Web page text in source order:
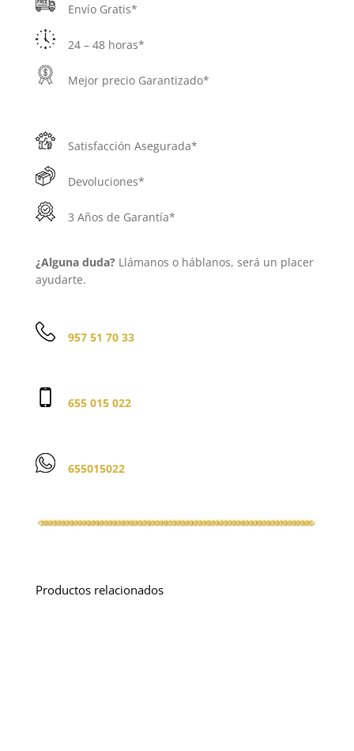
Envío Gratis*
24 – 48 horas*
Mejor precio Garantizado*
Satisfacción Asegurada*
Devoluciones*
3 Años de Garantía*
¿Alguna duda?Llámanos o háblanos, será un placer
ayudarte.
957 51 70 33
655 015 022
655015022
Productos relacionados